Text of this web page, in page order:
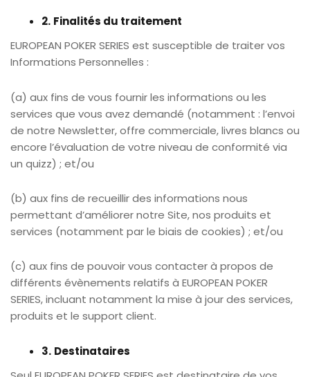
2. Finalités du traitement
EUROPEAN POKER SERIES est susceptible de traiter vos
Informations Personnelles :
(a) aux fins de vous fournir les informations ou les
services que vous avez demandé (notamment : l’envoi
de notre Newsletter, offre commerciale, livres blancs ou
encore l’évaluation de votre niveau de conformité via
un quizz) ; et/ou
(b) aux fins de recueillir des informations nous
permettant d’améliorer notre Site, nos produits et
services (notamment par le biais de cookies) ; et/ou
(c) aux fins de pouvoir vous contacter à propos de
différents évènements relatifs à EUROPEAN POKER
SERIES, incluant notamment la mise à jour des services,
produits et le support client.
3. Destinataires